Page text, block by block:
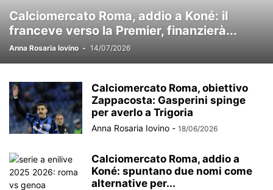
Calciomercato Roma, addio a Koné: il
franceve verso la Premier, finanzierà...
Anna Rosaria Iovino - 14/07/2026
Calciomercato Roma, obiettivo
Zappacosta: Gasperini spinge
per averlo a Trigoria
Anna Rosaria Iovino - 18/06/2026
Calciomercato Roma, addio a
Koné: spuntano due nomi come
alternative per...